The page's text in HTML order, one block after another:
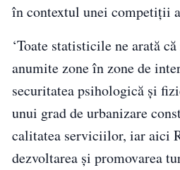
în contextul unei competiţii
‘Toate statisticile ne arată
anumite zone în zone de
securitatea psihologică şi
unui grad de urbanizare
calitatea serviciilor, iar aici
dezvoltarea şi promovarea